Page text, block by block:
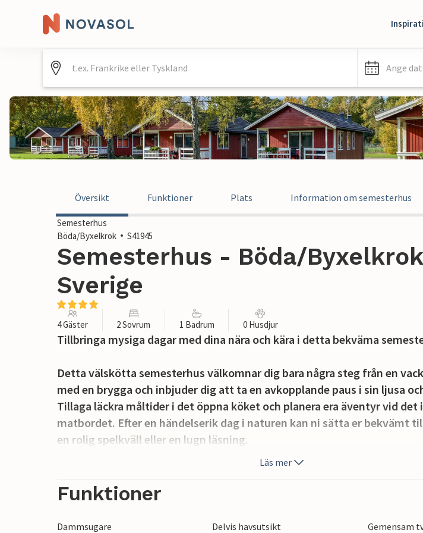
Ange
Översikt Funktioner Plats Information om semesterhus
Semesterhus
Böda/Byxelkrok
S41945
Semesterhus - Böda/
Sverige
4 Gäster 2 Sovrum 1 Badrum 0 Husdjur
Tillbringa mysiga dagar med dina nära och kära i detta bekväma
Detta välskötta semesterhus välkomnar dig bara några steg från en
med en brygga och inbjuder dig att ta en avkopplande paus i sin ljusa
Tillaga läckra måltider i det öppna köket och planera era äventyr vid det
matbordet. Efter en händelserik dag i naturen kan ni sätta er bekvämt
en rolig spelkväll eller en lugn läsning.
verandan på morgonen. Låt dina barn få nya vänner när de leker på den
Läs mer
Funktioner
Dammsugare Delvis havsutsikt
Gemensam